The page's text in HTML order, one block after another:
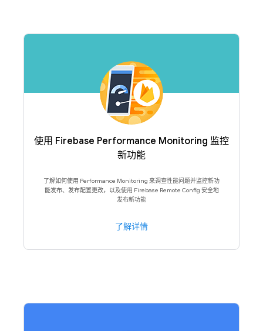
使用 Firebase Performance Monitoring 监控
新功能
了解如何使用 Performance Monitoring 来调查性能问题并监控新功
能发布、发布配置更改，以及使用 Firebase Remote Config 安全地
发布新功能
了解详情